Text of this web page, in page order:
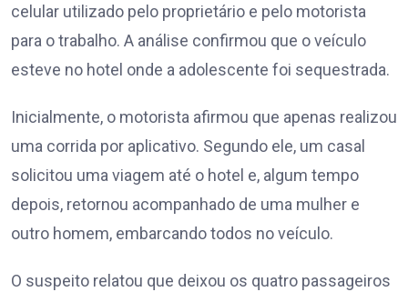
celular utilizado pelo proprietário e pelo motorista
para o trabalho. A análise confirmou que o veículo
esteve no hotel onde a adolescente foi sequestrada.
Inicialmente, o motorista afirmou que apenas realizou
uma corrida por aplicativo. Segundo ele, um casal
solicitou uma viagem até o hotel e, algum tempo
depois, retornou acompanhado de uma mulher e
outro homem, embarcando todos no veículo.
O suspeito relatou que deixou os quatro passageiros